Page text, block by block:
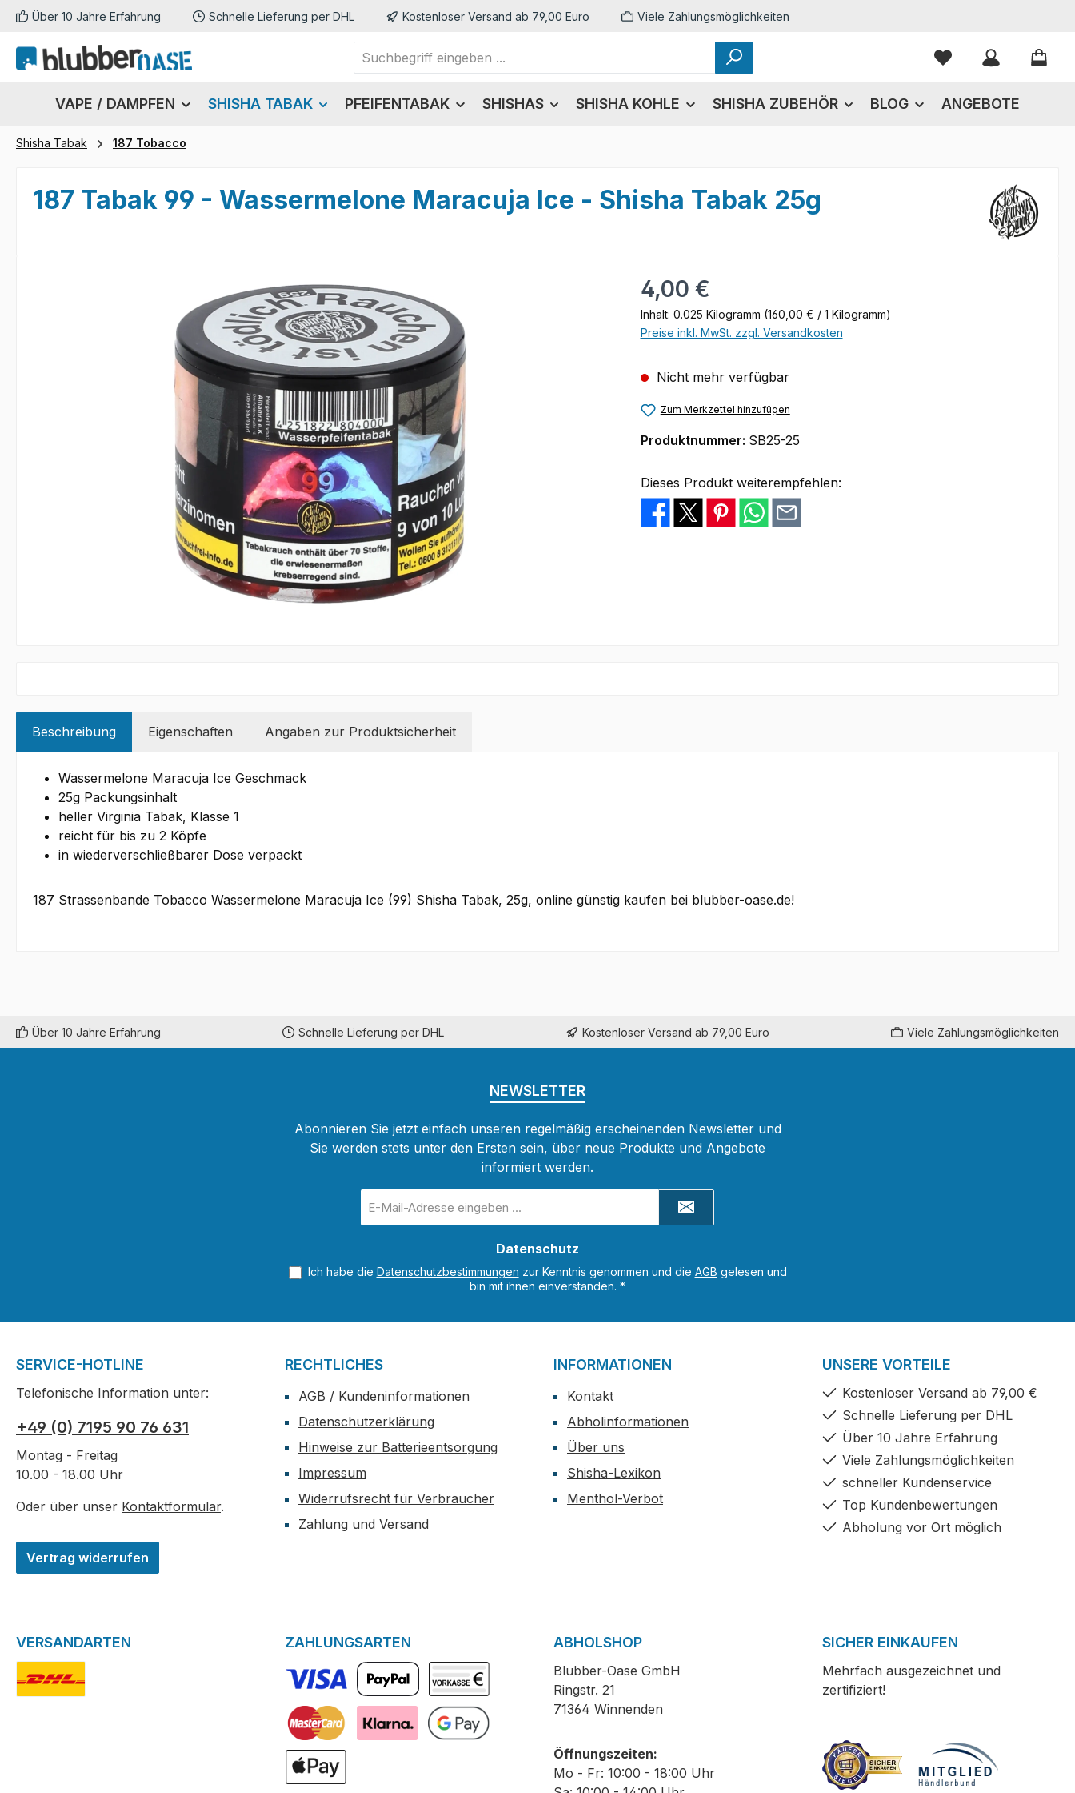
Hauptinhalt springen
Zur Suche springen
Zur Hauptnavigation springen
Über 10 Jahre Erfahrung Schnelle Lieferung per DHL Kostenloser Versand ab 79,00 Euro Viele Zahlungsmöglichkeiten
Du hast 0
VAPE / DAMPFEN SHISHA TABAK PFEIFENTABAK SHISHAS SHISHA KOHLE SHISHA ZUBEHÖR BLOG ANGEBOTE
Shisha Tabak 187 Tobacco
187 Tabak 99 - Wassermelone Maracuja Ice - Shisha Tabak 25g
Regulärer Preis:
4,00 €
Inhalt: 0.025 Kilogramm (160,00 € / 1 Kilogramm)
Preise inkl. MwSt. zzgl. Versandkosten
Nicht mehr verfügbar
Zum Merkzettel hinzufügen
Produktnummer: SB25-25
Dieses Produkt weiterempfehlen:
Beschreibung Eigenschaften Angaben zur Produktsicherheit
Wassermelone Maracuja Ice Geschmack
25g Packungsinhalt
heller Virginia Tabak, Klasse 1
reicht für bis zu 2 Köpfe
in wiederverschließbarer Dose verpackt
187 Strassenbande Tobacco Wassermelone Maracuja Ice (99) Shisha Tabak, 25g, online günstig kaufen bei blubber-oase.de!
Über 10 Jahre Erfahrung Schnelle Lieferung per DHL Kostenloser Versand ab 79,00 Euro Viele Zahlungsmöglichkeiten
NEWSLETTER
Abonnieren Sie jetzt einfach unseren regelmäßig erscheinenden Newsletter und
Sie werden stets unter den Ersten sein, über neue Produkte und Angebote
informiert werden.
Mail-
Datenschutz
Ich habe die Datenschutzbestimmungen zur Kenntnis genommen und die AGB gelesen und
bin mit ihnen einverstanden. *
SERVICE-HOTLINE
Telefonische Information unter:
+49 (0) 7195 90 76 631
Montag - Freitag
10.00 - 18.00 Uhr
Oder über unser Kontaktformular.
Vertrag widerrufen
RECHTLICHES
AGB / Kundeninformationen
Datenschutzerklärung
Hinweise zur Batterieentsorgung
Impressum
Widerrufsrecht für Verbraucher
Zahlung und Versand
INFORMATIONEN
Kontakt
Abholinformationen
Über uns
Shisha-Lexikon
Menthol-Verbot
UNSERE VORTEILE
Kostenloser Versand ab 79,00 €
Schnelle Lieferung per DHL
Über 10 Jahre Erfahrung
Viele Zahlungsmöglichkeiten
schneller Kundenservice
Top Kundenbewertungen
Abholung vor Ort möglich
VERSANDARTEN ZAHLUNGSARTEN
Vorkasse
PayPal
Kreditkarte
VISA Logo
ABHOLSHOP
Blubber-Oase GmbH
Ringstr. 21
71364 Winnenden
Öffnungszeiten:
Mo - Fr: 10:00 - 18:00 Uhr
SICHER EINKAUFEN
Mehrfach ausgezeichnet und
zertifiziert!